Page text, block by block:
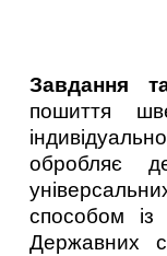
Завдання
пошиття
обробляє
способом із
Державних